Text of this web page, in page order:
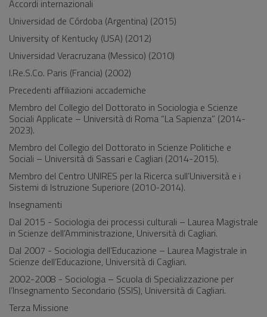
Accordi internazionali
Universidad de Córdoba (Argentina) (2015)
University of Kentucky (USA) (2012)
Universidad Veracruzana (Messico) (2010)
I.Re.S.Co. Paris (Francia) (2002)
Precedenti affiliazioni accademiche
Membro del Collegio del Dottorato in Sociologia e Scienze
Sociali Applicate – Università di Roma “La Sapienza” (2014-
2023).
Membro del Collegio del Dottorato in Scienze Politiche e
Sociali – Università di Sassari e Cagliari (2014-2015).
Membro del Centro UNIRES per la Ricerca sull’Università e i
Sistemi di Istruzione Superiore (2010-2014).
Insegnamenti
Dal 2015 - Sociologia dei processi culturali – Laurea Magistrale
in Scienze dell’Amministrazione, Università di Cagliari.
Dal 2007 - Sociologia dell’Educazione – Laurea Magistrale in
Scienze dell’Educazione, Università di Cagliari.
2002-2008 - Sociologia – Scuola di Specializzazione per
l’Insegnamento Secondario (SSIS), Università di Cagliari.
Terza Missione